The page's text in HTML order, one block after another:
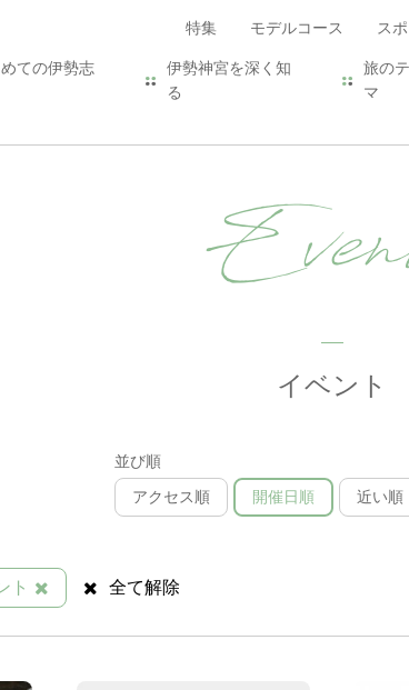
特集 モデルコース ス
ての伊勢志
伊勢神宮を深く知
る
旅の
マ
イベント
並び順
アクセス順 開催日順 近い順
ト 全て解除